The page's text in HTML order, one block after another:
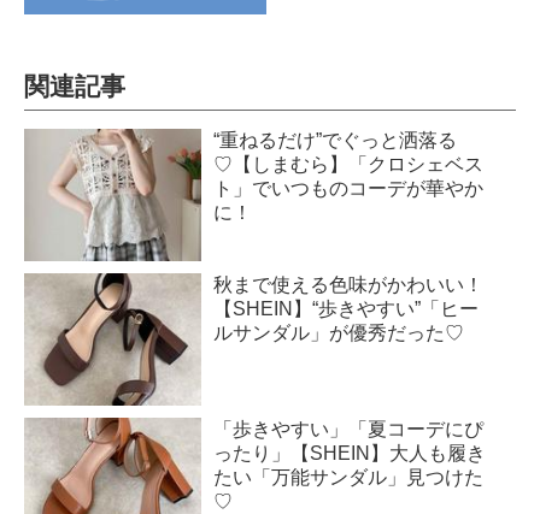
関連記事
“重ねるだけ”でぐっと洒落る
♡【しまむら】「クロシェベス
ト」でいつものコーデが華やか
に！
秋まで使える色味がかわいい！
【SHEIN】“歩きやすい”「ヒー
ルサンダル」が優秀だった♡
「歩きやすい」「夏コーデにぴ
ったり」【SHEIN】大人も履き
たい「万能サンダル」見つけた
♡